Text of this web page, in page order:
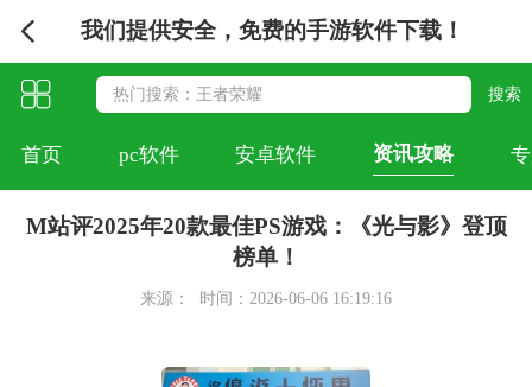
我们提供安全，免费的手游软件下载！
首页 pc软件 安卓软件 资讯攻略
M站评2025年20款最佳PS游戏：《光与影》登顶
榜单！
来源： 时间：2026-06-06 16:19:16